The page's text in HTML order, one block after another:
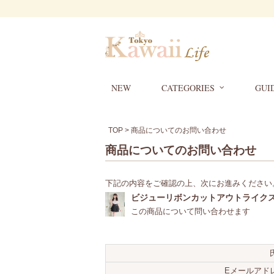
NEW CATEGORIES
TOP > 商品についてのお問い合わせ
商品についてのお問い合わせ
下記の内容をご確認の上、次にお進みください
ビジューリボンカットアウトライク
この商品について問い合わせます
Eメールアド